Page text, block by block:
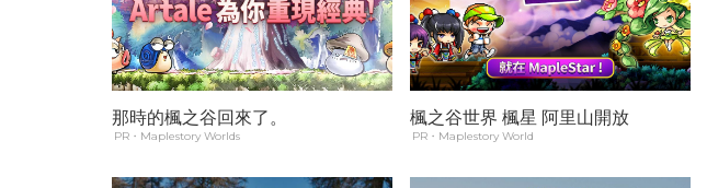
那時的楓之谷回來了。
PR・Maplestory Worlds
楓之谷世界 楓星 阿里山開放
PR・Maplestory World